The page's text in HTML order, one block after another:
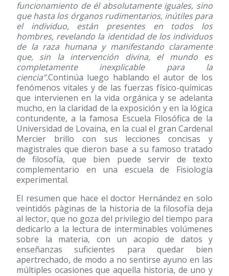
funcionamiento de él absolutamente iguales, sino
que hasta los órganos rudimentarios, inútiles para
el individuo, están presentes en todos los
hombres, revelando la identidad de los individuos
de la raza humana y manifestando claramente
que, sin la intervención divina, el mundo es
completamente inexplicable para la
ciencia”.Continúa luego hablando el autor de los
fenómenos vitales y de las fuerzas físico-químicas
que intervienen en la vida orgánica y se adelanta
mucho, en la claridad de la exposición y en la lógica
contundente, a la famosa Escuela Filosófica de la
Universidad de Lovaina, en la cual el gran Cardenal
Mercier brillo con sus lecciones concisas y
magistrales que dieron base a su famoso tratado
de filosofía, que bien puede servir de texto
complementario en una escuela de Fisiología
experimental.
El resumen que hace el doctor Hernández en solo
veintidós pàginas de la historia de la filosofía deja
al lector, que no goza del privilegio del tiempo para
dedicarlo a la lectura de interminables volúmenes
sobre la materia, con un acopio de datos y
enseñanzas suficientes para quedar bien
apertrechado, de modo a no sentirse ayuno en las
múltiples ocasiones que aquella historia, de uno y